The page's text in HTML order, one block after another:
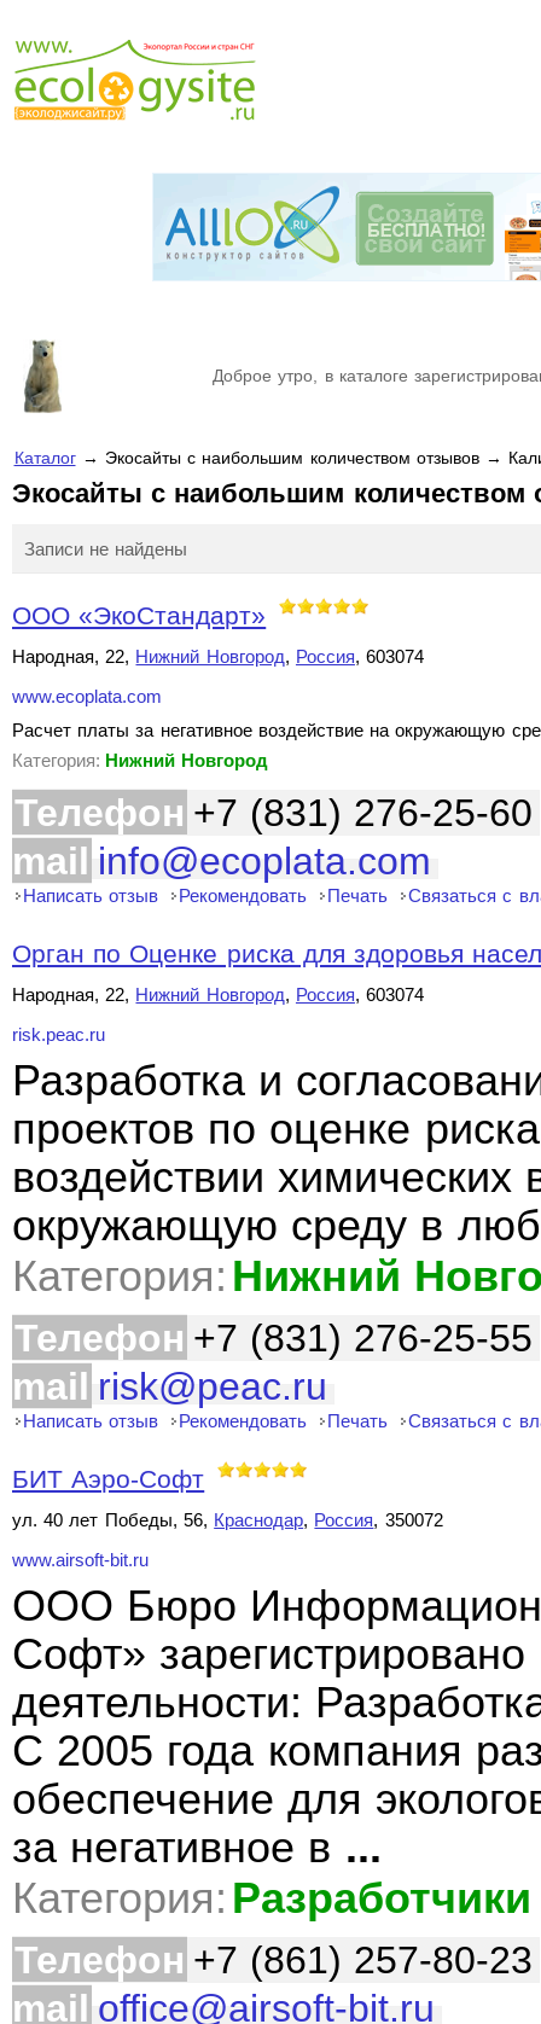
Доброе утро, в каталоге
Каталог→ Экосайты с наибольшим количеством отзывов →
Экосайты с наибольшим количеством
Записи не найдены
ООО «ЭкоСтандарт»
Народная, 22, Нижний Новгород, Россия, 603074
www.ecoplata.com
Расчет платы за негативное воздействие на окружающую
Категория: Нижний Новгород
Телефон +7 (831) 276-25-60
mail info@ecoplata.com
Написать отзыв Рекомендовать Печать Связаться с
Орган по Оценке риска для здоровья
Народная, 22, Нижний Новгород, Россия, 603074
risk.peac.ru
Разработка и
проектов по оценке
воздействии
окружающую среду в
Категория: Нижний
Телефон +7 (831) 276-25-55
mail risk@peac.ru
Написать отзыв Рекомендовать Печать Связаться с
БИТ Аэро-Софт
ул. 40 лет Победы, 56, Краснодар, Россия, 350072
www.airsoft-bit.ru
ООО Бюро
Софт»
деятельности:
С 2005 года компания
обеспечение для
за негативное в ...
Категория:
Телефон +7 (861) 257-80-23
mail office@airsoft-bit.ru